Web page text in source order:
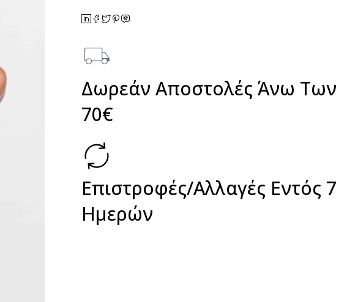
Δωρεάν Αποστολές Άνω Των
70€
Επιστροφές/Αλλαγές Εντός 7
Ημερών